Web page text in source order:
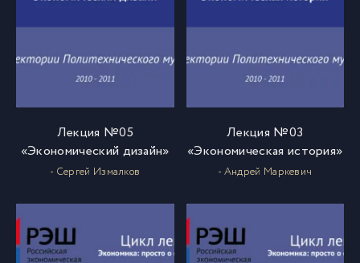
Лекция №05
«Экономический дизайн»
- Сергей Измалков
Лекция №03
«Экономическая история»
- Андрей Маркевич